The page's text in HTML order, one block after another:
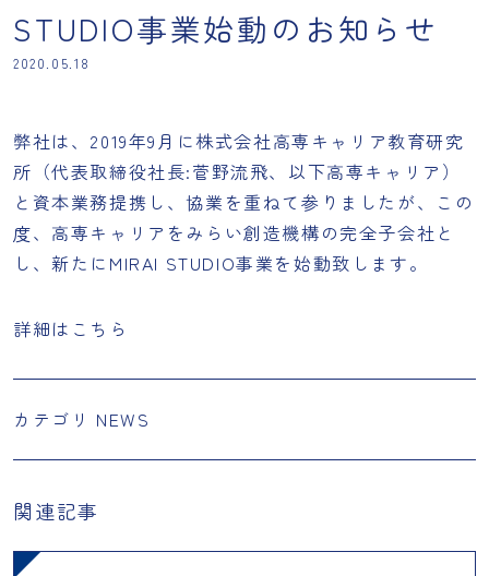
STUDIO事業始動のお知らせ
2020.05.18
弊社は、2019年9月に株式会社高専キャリア教育研究
所（代表取締役社長:菅野流飛、以下高専キャリア）
と資本業務提携し、協業を重ねて参りましたが、この
度、高専キャリアをみらい創造機構の完全子会社と
し、新たにMIRAI STUDIO事業を始動致します。
詳細はこちら
カテゴリ NEWS
関連記事